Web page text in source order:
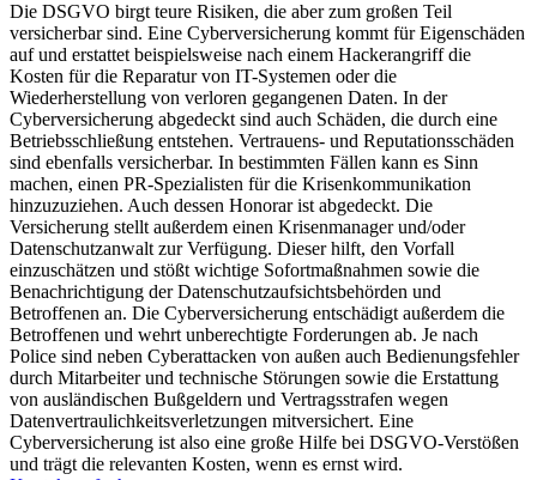
Die DSGVO birgt teure Risiken, die aber zum großen Teil
versicherbar sind. Eine Cyberversicherung kommt für Eigenschäden
auf und erstattet beispielsweise nach einem Hackerangriff die
Kosten für die Reparatur von IT-Systemen oder die
Wiederherstellung von verloren gegangenen Daten. In der
Cyberversicherung abgedeckt sind auch Schäden, die durch eine
Betriebsschließung entstehen. Vertrauens- und Reputationsschäden
sind ebenfalls versicherbar. In bestimmten Fällen kann es Sinn
machen, einen PR-Spezialisten für die Krisenkommunikation
hinzuzuziehen. Auch dessen Honorar ist abgedeckt. Die
Versicherung stellt außerdem einen Krisenmanager und/oder
Datenschutzanwalt zur Verfügung. Dieser hilft, den Vorfall
einzuschätzen und stößt wichtige Sofortmaßnahmen sowie die
Benachrichtigung der Datenschutzaufsichtsbehörden und
Betroffenen an. Die Cyberversicherung entschädigt außerdem die
Betroffenen und wehrt unberechtigte Forderungen ab. Je nach
Police sind neben Cyberattacken von außen auch Bedienungsfehler
durch Mitarbeiter und technische Störungen sowie die Erstattung
von ausländischen Bußgeldern und Vertragsstrafen wegen
Datenvertraulichkeitsverletzungen mitversichert. Eine
Cyberversicherung ist also eine große Hilfe bei DSGVO-Verstößen
und trägt die relevanten Kosten, wenn es ernst wird.